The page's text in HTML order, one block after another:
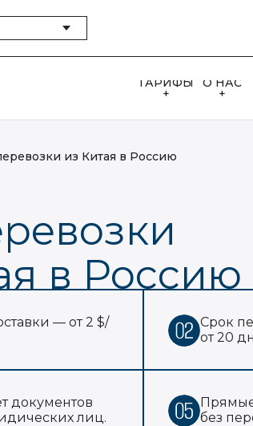
ТАРИФЫ
+
О НАС
+
из Китая в Россию
в Россию
— от 2 $/
Срок
от 20
документов
лиц.
без